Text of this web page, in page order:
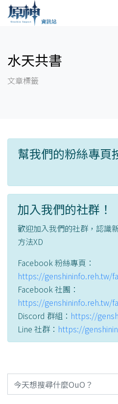
水天共書
文章標籤
幫我們的粉絲專頁
加入我們的社群！
歡迎加入我們的社群，認識
方法XD
Facebook 粉絲專頁：
https://genshininfo.reh.tw/
Facebook 社團：
https://genshininfo.reh.tw/
Discord 群組： https://
Line 社群： https://